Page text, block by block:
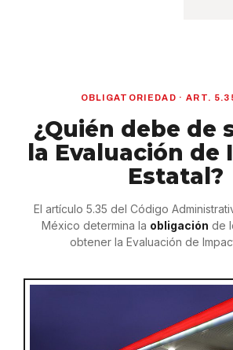
OBLIGATORIEDAD · ART.
¿Quién debe de
la Evaluación de
Estatal?
El artículo 5.35 del Código
México determina la obligación de
obtener la Evaluación de